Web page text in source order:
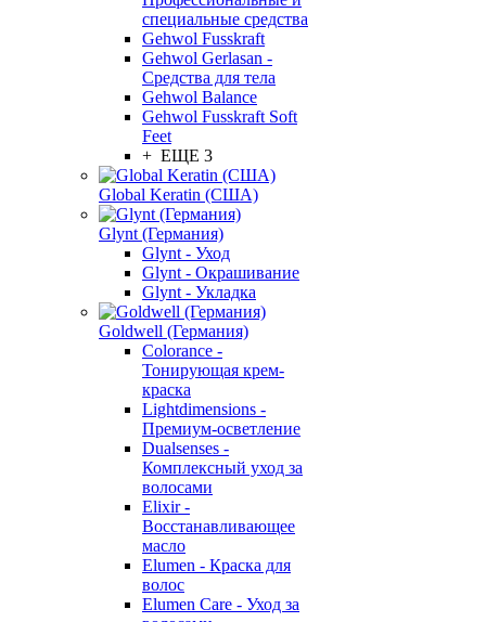
специальные средства
Gehwol Fusskraft
Gehwol Gerlasan -
Средства для тела
Gehwol Balance
Gehwol Fusskraft Soft
Feet
+ ЕЩЕ 3
Global Keratin (США)
Glynt (Германия)
Glynt - Уход
Glynt - Окрашивание
Glynt - Укладка
Goldwell (Германия)
Colorance -
Тонирующая крем-
краска
Lightdimensions -
Премиум-осветление
Dualsenses -
Комплексный уход за
волосами
Elixir -
Восстанавливающее
масло
Elumen - Краска для
волос
Elumen Care - Уход за